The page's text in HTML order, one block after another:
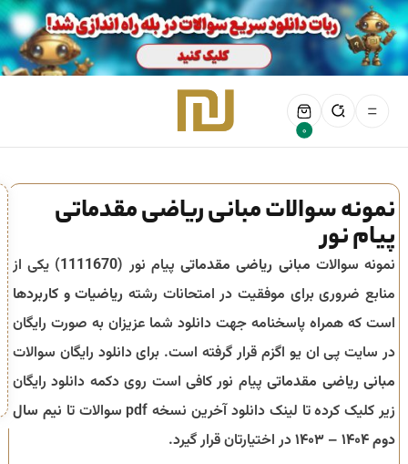
0
نمونه سوالات مبانی ریاضی مقدماتی
پیام نور
نمونه سوالات مبانی ریاضی مقدماتیپیام نور (1111670) یکی از
منابع ضروری برای موفقیت در امتحانات رشته ریاضیات و کاربردها
است که همراه پاسخنامه جهت دانلود شما عزیزان به صورت رایگان
در سایت پی ان یو اگزم قرار گرفته است. برای دانلود رایگان سوالات
مبانی ریاضی مقدماتیپیام نور کافی است روی دکمه دانلود رایگان
زیر کلیک کرده تا لینک دانلود آخرین نسخه pdf سوالات تا
نیم سال
دوم ۱۴۰۴ – ۱۴۰۳
در اختیارتان قرار گیرد.